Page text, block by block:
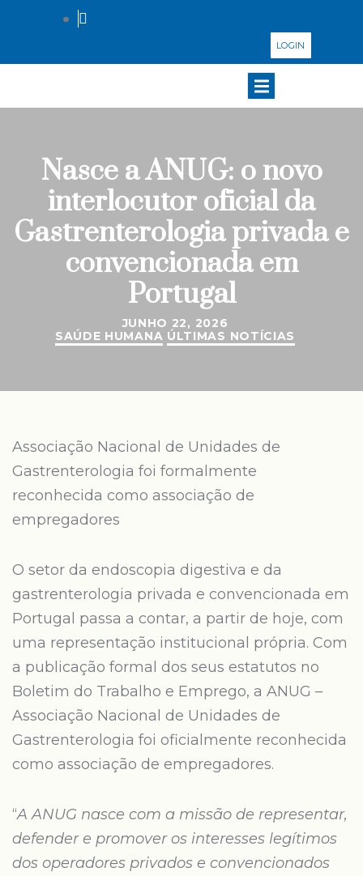
LOGIN
Nasce a ANUG: o novo
interlocutor oficial da
Gastrenterologia privada e
convencionada em
Portugal
JUNHO 22, 2026
SAÚDE HUMANA ÚLTIMAS NOTÍCIAS
Associação Nacional de Unidades de
Gastrenterologia foi formalmente
reconhecida como associação de
empregadores
O setor da endoscopia digestiva e da
gastrenterologia privada e convencionada em
Portugal passa a contar, a partir de hoje, com
uma representação institucional própria. Com
a publicação formal dos seus estatutos no
Boletim do Trabalho e Emprego, a ANUG –
Associação Nacional de Unidades de
Gastrenterologia foi oficialmente reconhecida
como associação de empregadores.
“A ANUG nasce com a missão de representar,
defender e promover os interesses legítimos
dos operadores privados e convencionados